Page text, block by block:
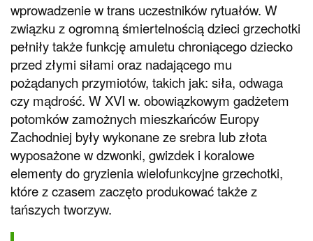
wprowadzenie w trans uczestników rytuałów. W
związku z ogromną śmiertelnością dzieci grzechotki
pełniły także funkcję amuletu chroniącego dziecko
przed złymi siłami oraz nadającego mu
pożądanych przymiotów, takich jak: siła, odwaga
czy mądrość. W XVI w. obowiązkowym gadżetem
potomków zamożnych mieszkańców Europy
Zachodniej były wykonane ze srebra lub złota
wyposażone w dzwonki, gwizdek i koralowe
elementy do gryzienia wielofunkcyjne grzechotki,
które z czasem zaczęto produkować także z
tańszych tworzyw.